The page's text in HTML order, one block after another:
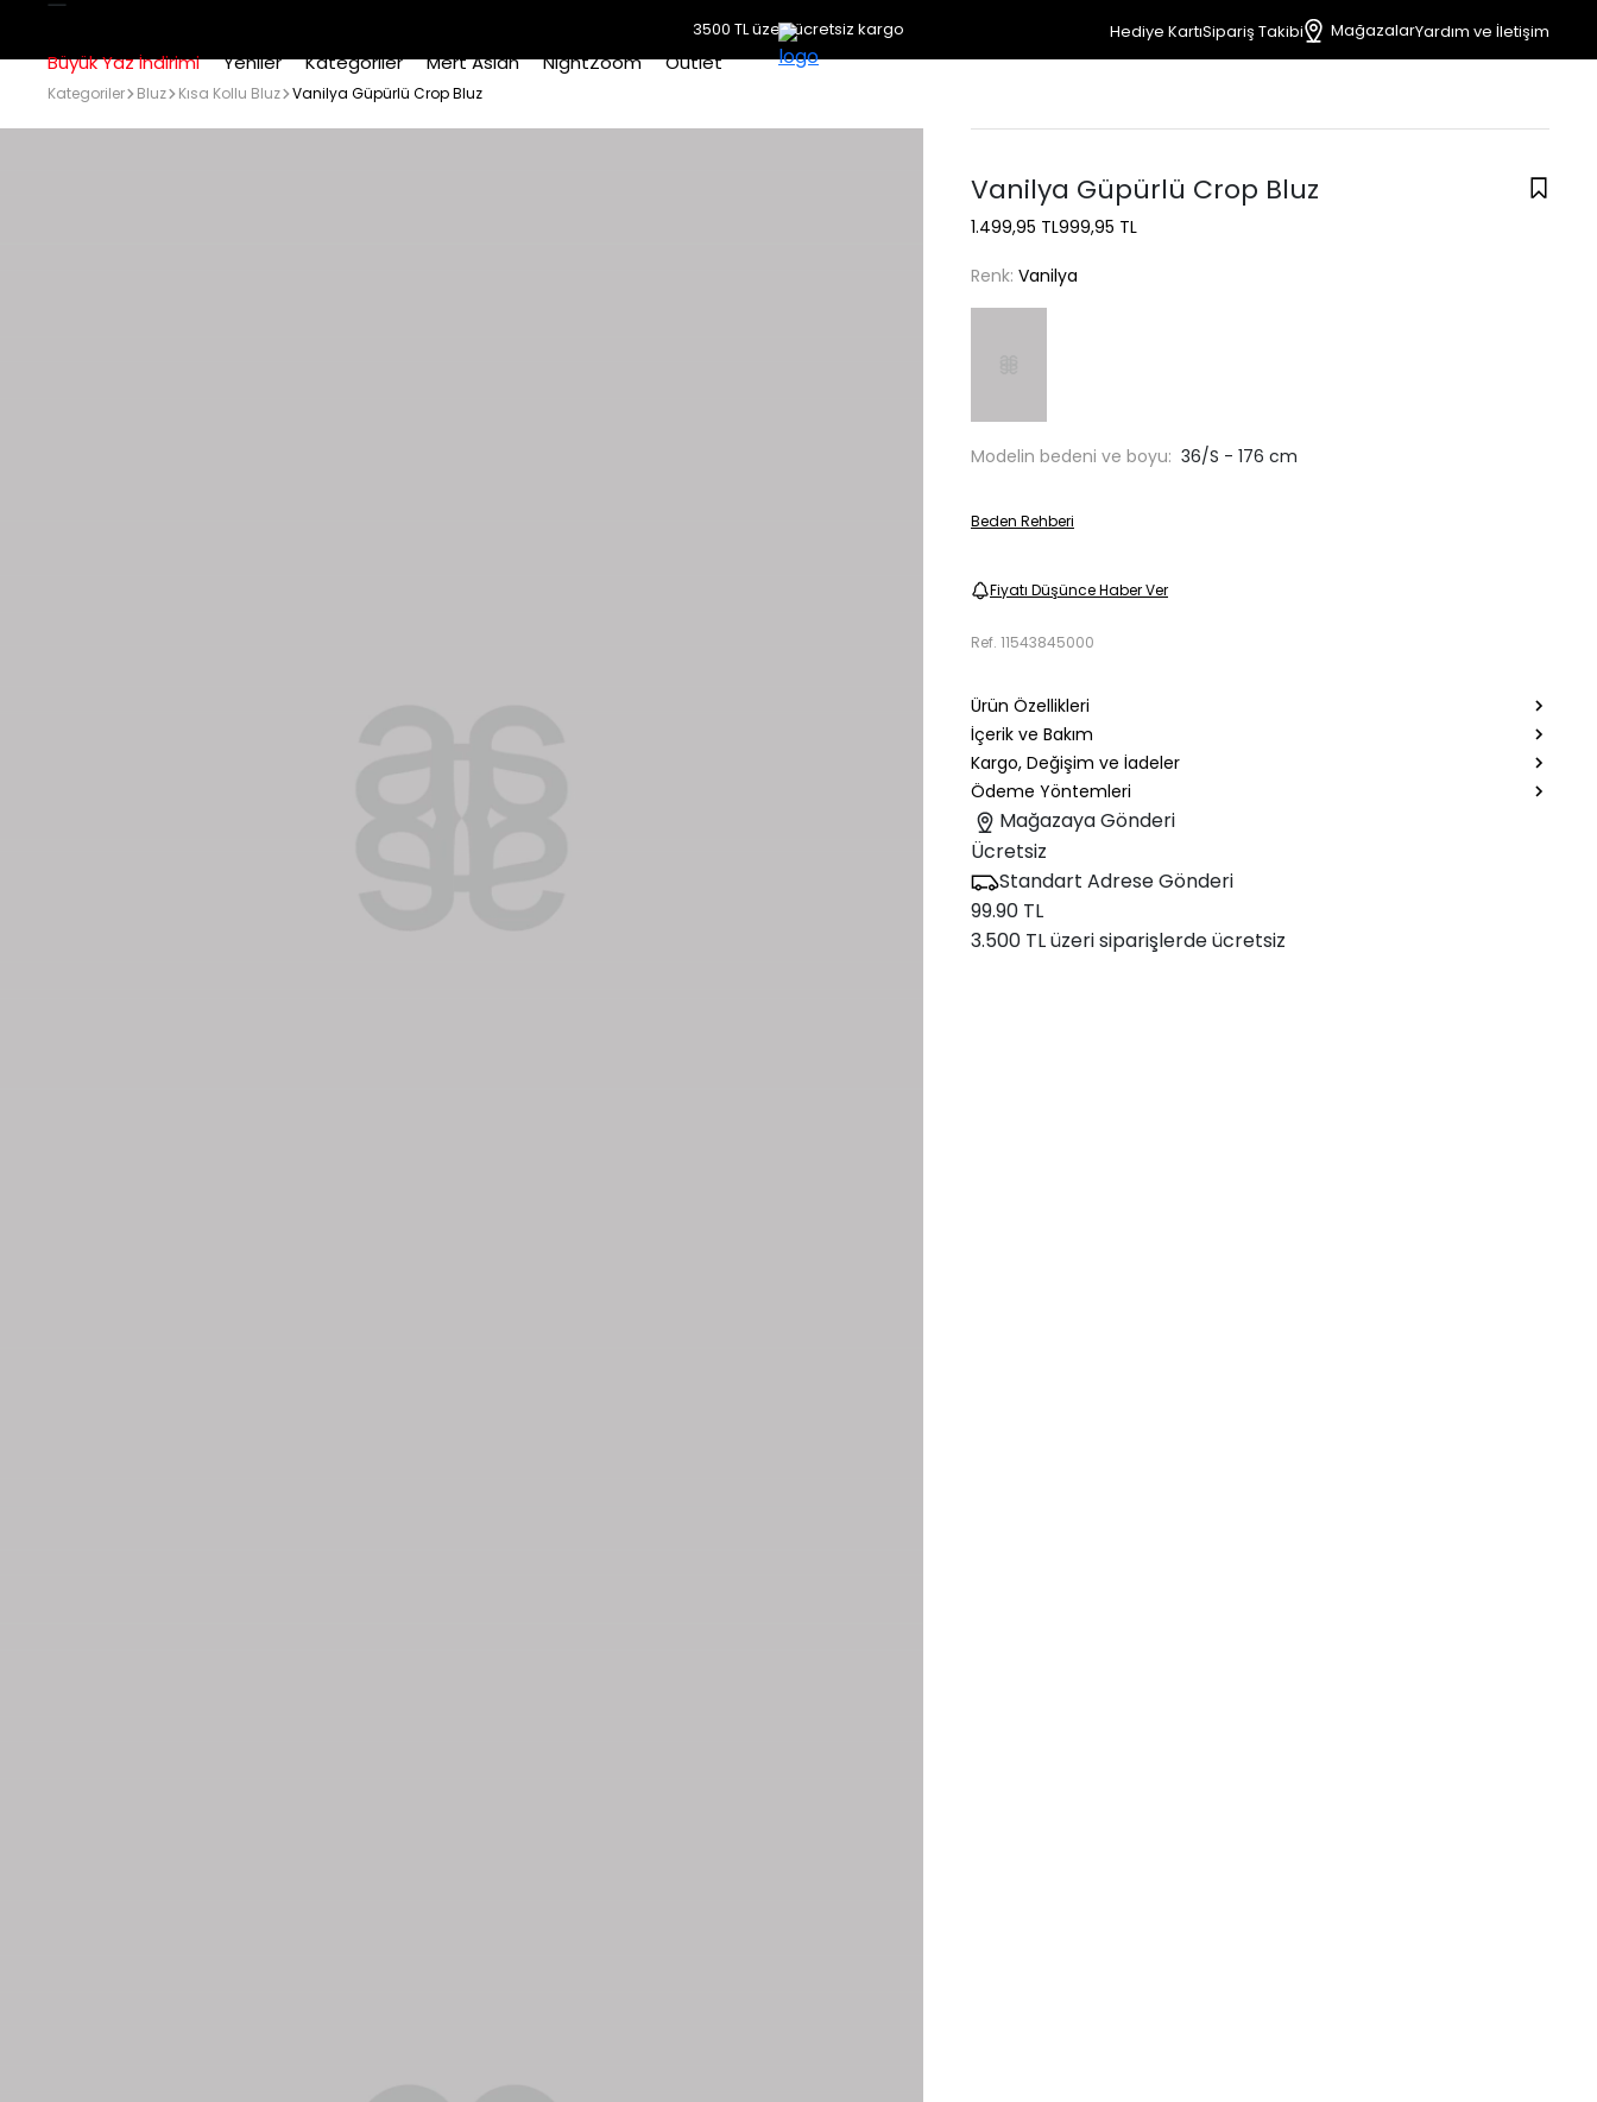
3500 TL üzeri ücretsiz kargo Hediye KartıSipariş Takibi MağazalarYardım ve İletişim
Büyük Yaz İndirimi Yeniler Kategoriler Mert Aslan NightZoom Outlet
Kategoriler Bluz Kısa Kollu Bluz Vanilya Güpürlü Crop Bluz
Vanilya Güpürlü Crop Bluz
1.499,95 TL999,95 TL
Renk: Vanilya
Modelin bedeni ve boyu: 36/S - 176 cm
Beden Rehberi
Fiyatı Düşünce Haber Ver
Ref. 11543845000
Ürün Özellikleri
İçerik ve Bakım
Kargo, Değişim ve İadeler
Ödeme Yöntemleri
Mağazaya Gönderi
Ücretsiz
Standart Adrese Gönderi
99.90 TL
3.500 TL üzeri siparişlerde ücretsiz